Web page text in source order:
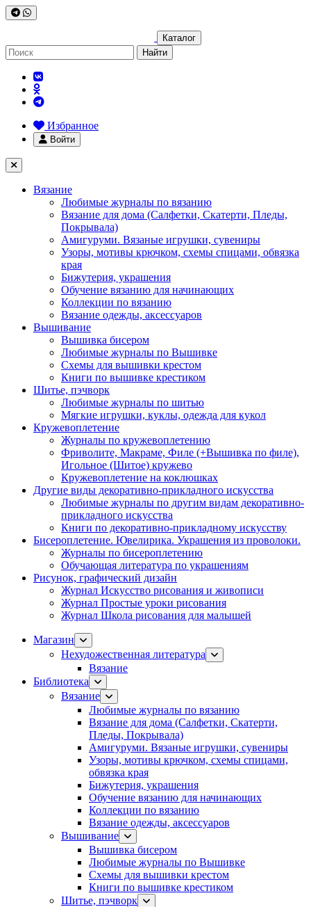
Каталог
Найти
Избранное
Войти
Вязание
Любимые журналы по вязанию
Вязание для дома (Салфетки, Скатерти, Пледы,
Покрывала)
Амигуруми. Вязаные игрушки, сувениры
Узоры, мотивы крючком, схемы спицами, обвязка
края
Бижутерия, украшения
Обучение вязанию для начинающих
Коллекции по вязанию
Вязание одежды, аксессуаров
Вышивание
Вышивка бисером
Любимые журналы по Вышивке
Схемы для вышивки крестом
Книги по вышивке крестиком
Шитье, пэчворк
Любимые журналы по шитью
Мягкие игрушки, куклы, одежда для кукол
Кружевоплетение
Журналы по кружевоплетению
Фриволите, Макраме, Филе (+Вышивка по филе),
Игольное (Шитое) кружево
Кружевоплетение на коклюшках
Другие виды декоративно-прикладного искусства
Любимые журналы по другим видам декоративно-
прикладного искусства
Книги по декоративно-прикладному искусству
Бисероплетение. Ювелирика. Украшения из проволоки.
Журналы по бисероплетению
Обучающая литература по украшениям
Рисунок, графический дизайн
Журнал Искусство рисования и живописи
Журнал Простые уроки рисования
Журнал Школа рисования для малышей
Магазин
Нехудожественная литература
Вязание
Библиотека
Вязание
Любимые журналы по вязанию
Вязание для дома (Салфетки, Скатерти,
Пледы, Покрывала)
Амигуруми. Вязаные игрушки, сувениры
Узоры, мотивы крючком, схемы спицами,
обвязка края
Бижутерия, украшения
Обучение вязанию для начинающих
Коллекции по вязанию
Вязание одежды, аксессуаров
Вышивание
Вышивка бисером
Любимые журналы по Вышивке
Схемы для вышивки крестом
Книги по вышивке крестиком
Шитье, пэчворк